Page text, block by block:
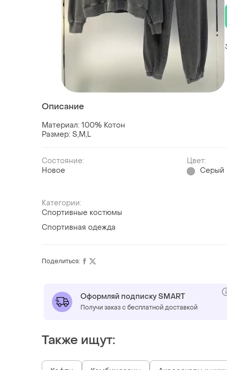
Описание
Материал: 100% Котон
Размер: S,M,L
Состояние:
Новое
Цвет:
Серый
Категории:
Спортивные костюмы
Спортивная одежда
Поделиться:
Оформляй подписку SMART
Получи заказ с бесплатной доставкой
Также ищут: